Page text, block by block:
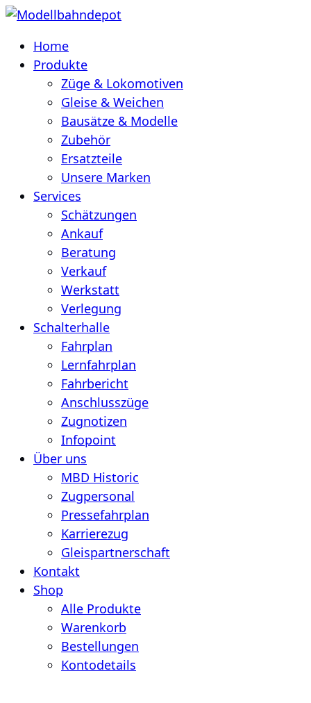
Home
Produkte
Züge & Lokomotiven
Gleise & Weichen
Bausätze & Modelle
Zubehör
Ersatzteile
Unsere Marken
Services
Schätzungen
Ankauf
Beratung
Verkauf
Werkstatt
Verlegung
Schalterhalle
Fahrplan
Lernfahrplan
Fahrbericht
Anschlusszüge
Zugnotizen
Infopoint
Über uns
MBD Historic
Zugpersonal
Pressefahrplan
Karrierezug
Gleispartnerschaft
Kontakt
Shop
Alle Produkte
Warenkorb
Bestellungen
Kontodetails